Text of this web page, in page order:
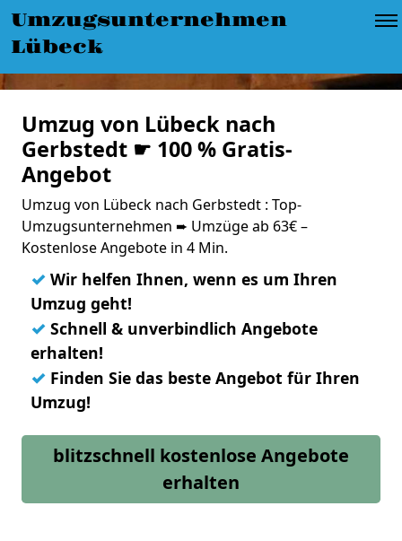
Umzugsunternehmen
Lübeck
Umzug von Lübeck nach
Gerbstedt ☛ 100 % Gratis-
Angebot
Umzug von Lübeck nach Gerbstedt : Top-
Umzugsunternehmen ➨ Umzüge ab 63€ –
Kostenlose Angebote in 4 Min.
✓ Wir helfen Ihnen, wenn es um Ihren
Umzug geht!
✓ Schnell & unverbindlich Angebote
erhalten!
✓ Finden Sie das beste Angebot für Ihren
Umzug!
blitzschnell kostenlose Angebote
erhalten